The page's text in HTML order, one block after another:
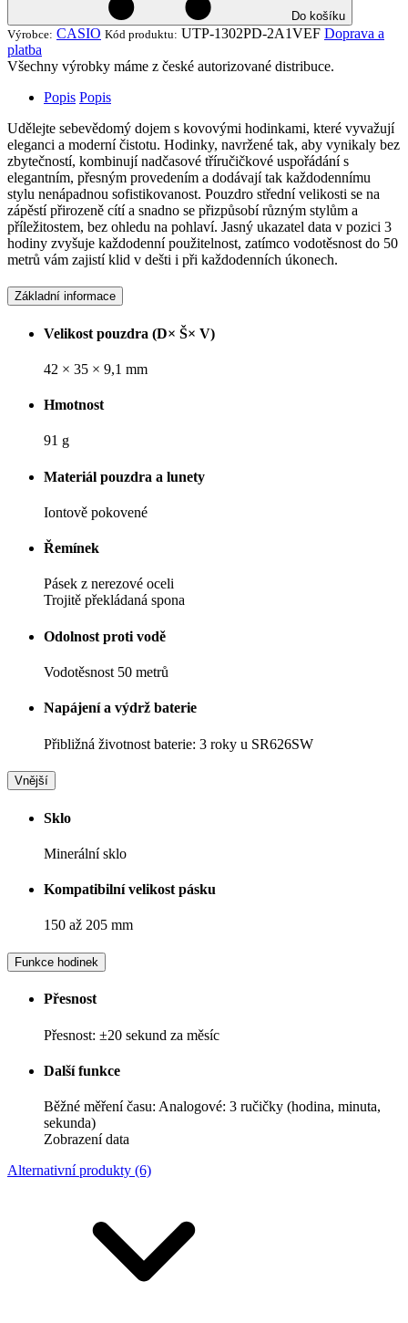
Do košíku
Výrobce: CASIO Kód produktu: UTP-1302PD-2A1VEF Doprava a
platba
Všechny výrobky máme z české autorizované distribuce.
Popis Popis
Udělejte sebevědomý dojem s kovovými hodinkami, které vyvažují
eleganci a moderní čistotu. Hodinky, navržené tak, aby vynikaly bez
zbytečností, kombinují nadčasové tříručičkové uspořádání s
elegantním, přesným provedením a dodávají tak každodennímu
stylu nenápadnou sofistikovanost. Pouzdro střední velikosti se na
zápěstí přirozeně cítí a snadno se přizpůsobí různým stylům a
příležitostem, bez ohledu na pohlaví. Jasný ukazatel data v pozici 3
hodiny zvyšuje každodenní použitelnost, zatímco vodotěsnost do 50
metrů vám zajistí klid v dešti i při každodenních úkonech.
Základní informace
Velikost pouzdra (D× Š× V)
42 × 35 × 9,1 mm
Hmotnost
91 g
Materiál pouzdra a lunety
Iontově pokovené
Řemínek
Pásek z nerezové oceli
Trojitě překládaná spona
Odolnost proti vodě
Vodotěsnost 50 metrů
Napájení a výdrž baterie
Přibližná životnost baterie: 3 roky u SR626SW
Vnější
Sklo
Minerální sklo
Kompatibilní velikost pásku
150 až 205 mm
Funkce hodinek
Přesnost
Přesnost: ±20 sekund za měsíc
Další funkce
Běžné měření času: Analogové: 3 ručičky (hodina, minuta,
sekunda)
Zobrazení data
Alternativní produkty (6)